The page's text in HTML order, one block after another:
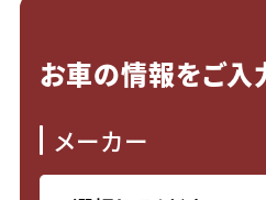
お車の情報をご入
メーカー